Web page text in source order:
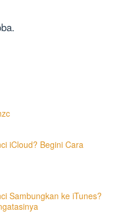
iCloud? Begini Cara
Sambungkan ke iTunes?